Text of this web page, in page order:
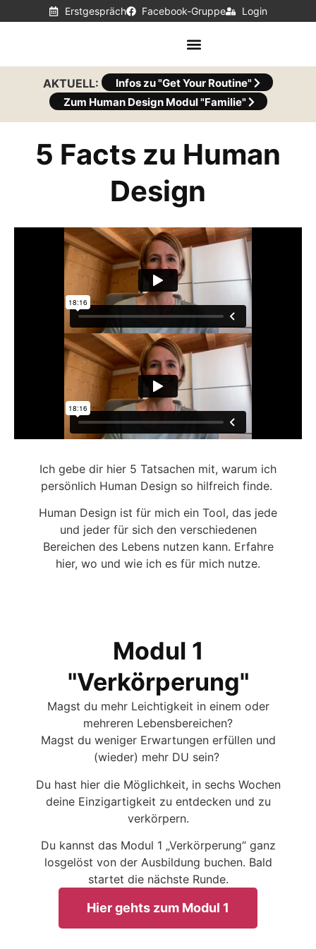
Erstgespräch Facebook-Gruppe Login
AKTUELL:
Infos zu "Get Your Routine"
Zum Human Design Modul "Familie"
5 Facts zu Human
Design
Ich gebe dir hier 5 Tatsachen mit, warum ich
persönlich Human Design so hilfreich finde.
Human Design ist für mich ein Tool, das jede
und jeder für sich den verschiedenen
Bereichen des Lebens nutzen kann. Erfahre
hier, wo und wie ich es für mich nutze.
Modul 1
"Verkörperung"
Magst du mehr Leichtigkeit in einem oder
mehreren Lebensbereichen?
Magst du weniger Erwartungen erfüllen und
(wieder) mehr DU sein?
Du hast hier die Möglichkeit, in sechs Wochen
deine Einzigartigkeit zu entdecken und zu
verkörpern.
Du kannst das Modul 1 „Verkörperung“ ganz
losgelöst von der Ausbildung buchen. Bald
startet die nächste Runde.
Hier gehts zum Modul 1